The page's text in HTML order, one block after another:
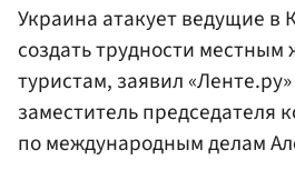
Украина атакует ведущие
создать трудности местным
туристам, заявил
заместитель председателя
по международным делам